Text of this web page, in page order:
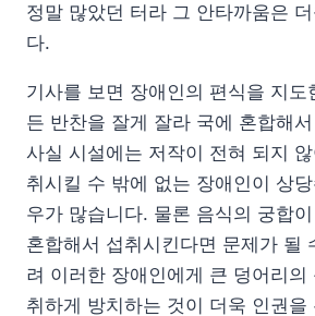
정말 많았던 터라 그 안타까움은
다.
기사를 보면 장애인의 편식을 지도
든 반찬을 잘게 잘라 국에 혼합해
사실 시설에는 저작이 전혀 되지
취시킬 수 밖에 없는 장애인이 상
우가 많습니다. 물론 음식의 궁합
혼합해서 섭취시킨다면 문제가 될
려 이러한 장애인에게 큰 덩어리의
취하게 방치하는 것이 더욱 인권을